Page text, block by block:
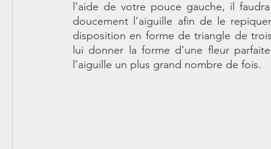
l’aide de votre pouce gauche, il
doucement l’aiguille afin de le
disposition en forme de triangle de
lui donner la forme d’une fleur
l’aiguille un plus grand nombre de fois.